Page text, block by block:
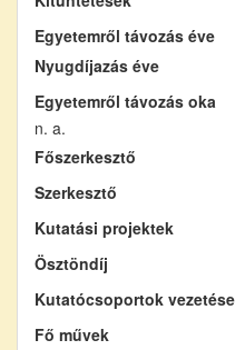
Egyetemről távozás éve
Nyugdíjazás éve
Egyetemről távozás oka
n. a.
Főszerkesztő
Szerkesztő
Kutatási projektek
Ösztöndíj
Kutatócsoportok vezetése
Fő művek